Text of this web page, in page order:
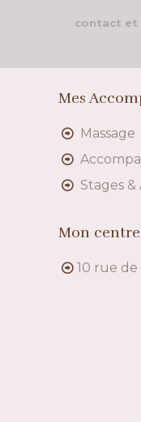
contact et
Mes
Massage
Stages &
Mon centre
10 rue de